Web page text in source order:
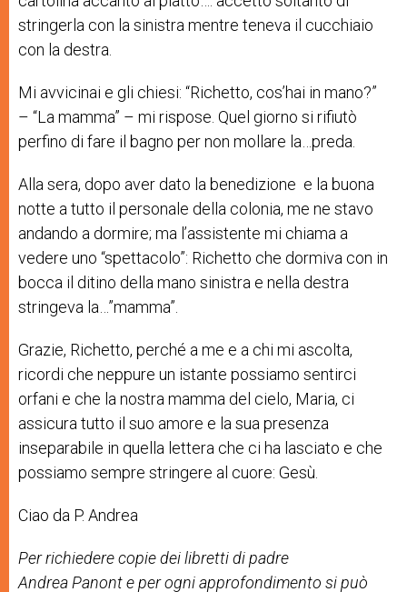
stringerla con la sinistra mentre teneva il cucchiaio
con la destra.
Mi avvicinai e gli chiesi: “Richetto, cos’hai in mano?”
– “La mamma” – mi rispose. Quel giorno si rifiutò
perfino di fare il bagno per non mollare la…preda.
Alla sera, dopo aver dato la benedizione e la buona
notte a tutto il personale della colonia, me ne stavo
andando a dormire; ma l’assistente mi chiama a
vedere uno “spettacolo”: Richetto che dormiva con in
bocca il ditino della mano sinistra e nella destra
stringeva la…”mamma”.
Grazie, Richetto, perché a me e a chi mi ascolta,
ricordi che neppure un istante possiamo sentirci
orfani e che la nostra mamma del cielo, Maria, ci
assicura tutto il suo amore e la sua presenza
inseparabile in quella lettera che ci ha lasciato e che
possiamo sempre stringere al cuore: Gesù.
Ciao da P. Andrea
Per richiedere copie dei libretti di padre
Andrea Panont e per ogni approfondimento si può